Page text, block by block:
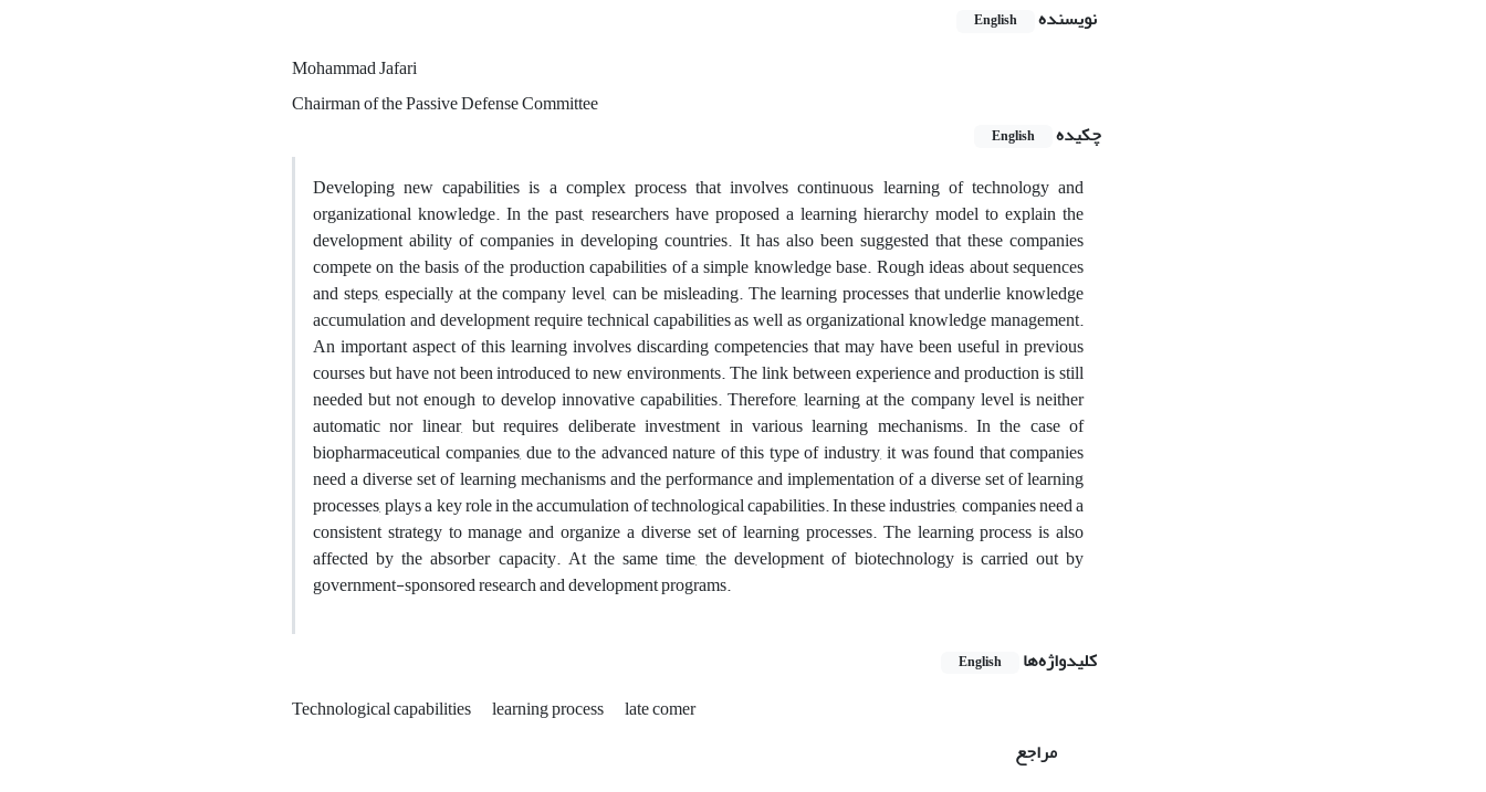
نویسنده English
Mohammad Jafari
Chairman of the Passive Defense Committee
چکیده
English
Developing new capabilities is a complex process that involves continuous learning of technology and
organizational knowledge. In the past, researchers have proposed a learning hierarchy model to explain the
development ability of companies in developing countries. It has also been suggested that these companies
compete on the basis of the production capabilities of a simple knowledge base. Rough ideas about sequences
and steps, especially at the company level, can be misleading. The learning processes that underlie knowledge
accumulation and development require technical capabilities as well as organizational knowledge management.
An important aspect of this learning involves discarding competencies that may have been useful in previous
courses but have not been introduced to new environments. The link between experience and production is still
needed but not enough to develop innovative capabilities. Therefore, learning at the company level is neither
automatic nor linear, but requires deliberate investment in various learning mechanisms. In the case of
biopharmaceutical companies, due to the advanced nature of this type of industry, it was found that companies
need a diverse set of learning mechanisms and the performance and implementation of a diverse set of learning
processes, plays a key role in the accumulation of technological capabilities. In these industries, companies need a
consistent strategy to manage and organize a diverse set of learning processes. The learning process is also
affected by the absorber capacity. At the same time, the development of biotechnology is carried out by
government-sponsored research and development programs.
کلیدواژه‌ها English
Technological capabilities learning process
late comer
مراجع